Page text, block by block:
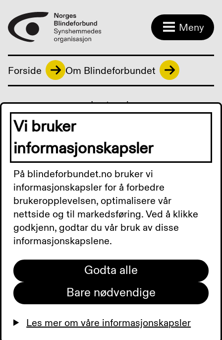
Meny
Forside Om Blindeforbundet
Last ned:
Rapport_Blindeforbundet_Opinion_Kommunens
kompetanse på syn_mai2021_Word_til NBF.pdf
Kontakt oss
Besøksadresse:
Sporveisgata 10, 0354 Oslo
Postboks 5900 Majorstuen, 0308 Oslo
+47 23 21 50 00
Vi bruker
informasjonskapsler
På blindeforbundet.no bruker vi
informasjonskapsler for å forbedre
brukeropplevelsen, optimalisere vår
nettside og til markedsføring. Ved å klikke
godkjenn, godtar du vår bruk av disse
informasjonskapslene.
Godta alle
Bare nødvendige
Les mer om våre informasjonskapsler